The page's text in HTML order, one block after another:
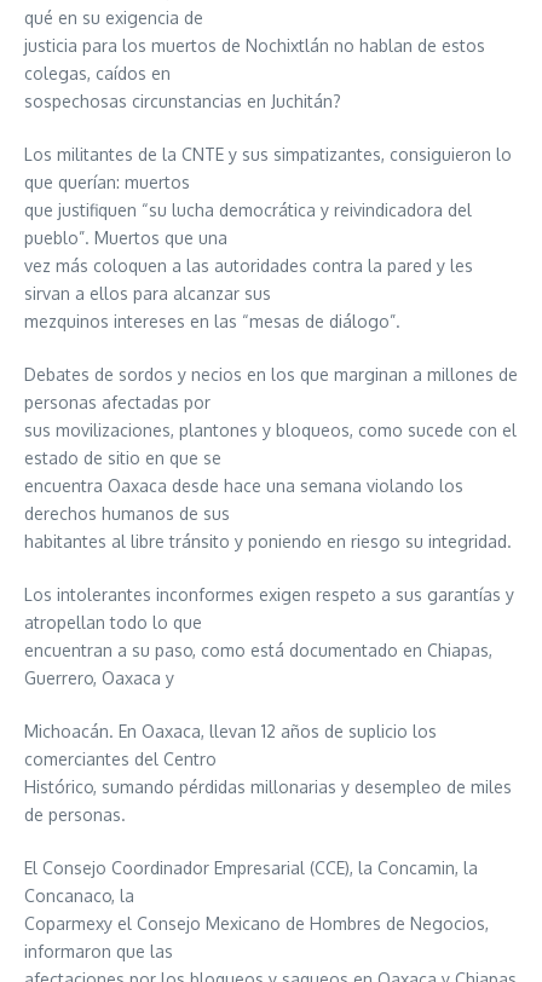
qué en su exigencia de
justicia para los muertos de Nochixtlán no hablan de estos
colegas, caídos en
sospechosas circunstancias en Juchitán?
Los militantes de la CNTE y sus simpatizantes, consiguieron lo
que querían: muertos
que justifiquen “su lucha democrática y reivindicadora del
pueblo”. Muertos que una
vez más coloquen a las autoridades contra la pared y les
sirvan a ellos para alcanzar sus
mezquinos intereses en las “mesas de diálogo”.
Debates de sordos y necios en los que marginan a millones de
personas afectadas por
sus movilizaciones, plantones y bloqueos, como sucede con el
estado de sitio en que se
encuentra Oaxaca desde hace una semana violando los
derechos humanos de sus
habitantes al libre tránsito y poniendo en riesgo su integridad.
Los intolerantes inconformes exigen respeto a sus garantías y
atropellan todo lo que
encuentran a su paso, como está documentado en Chiapas,
Guerrero, Oaxaca y
Michoacán. En Oaxaca, llevan 12 años de suplicio los
comerciantes del Centro
Histórico, sumando pérdidas millonarias y desempleo de miles
de personas.
El Consejo Coordinador Empresarial (CCE), la Concamin, la
Concanaco, la
Coparmexy el Consejo Mexicano de Hombres de Negocios,
informaron que las